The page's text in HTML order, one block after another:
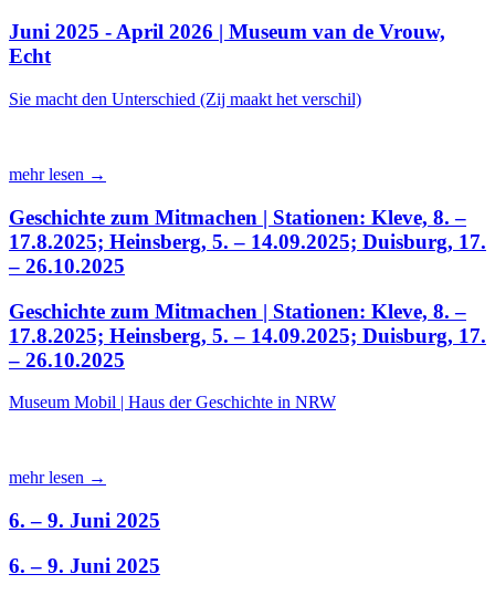
Juni 2025 - April 2026 | Museum van de Vrouw,
Echt
Sie macht den Unterschied (Zij maakt het verschil)
mehr lesen →
Geschichte zum Mitmachen | Stationen: Kleve, 8. –
17.8.2025; Heinsberg, 5. – 14.09.2025; Duisburg, 17.
– 26.10.2025
Geschichte zum Mitmachen | Stationen: Kleve, 8. –
17.8.2025; Heinsberg, 5. – 14.09.2025; Duisburg, 17.
– 26.10.2025
Museum Mobil | Haus der Geschichte in NRW
mehr lesen →
6. – 9. Juni 2025
6. – 9. Juni 2025